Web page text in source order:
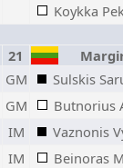
Koykka
21
GM
Sulskis
GM
Butnorius
IM
Vaznonis
IM
Beinoras